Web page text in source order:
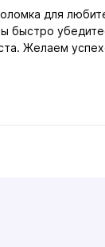
для
быстро
Желаем